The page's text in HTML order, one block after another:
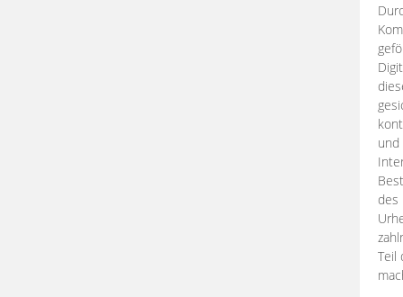
des
Teil